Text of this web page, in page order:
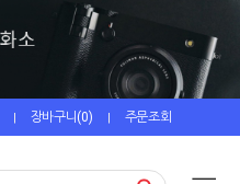
| 장바구니(0) | 주문조회